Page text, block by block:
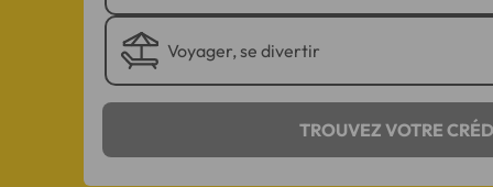
Voyager, se divertir
TROUVEZ VOTRE